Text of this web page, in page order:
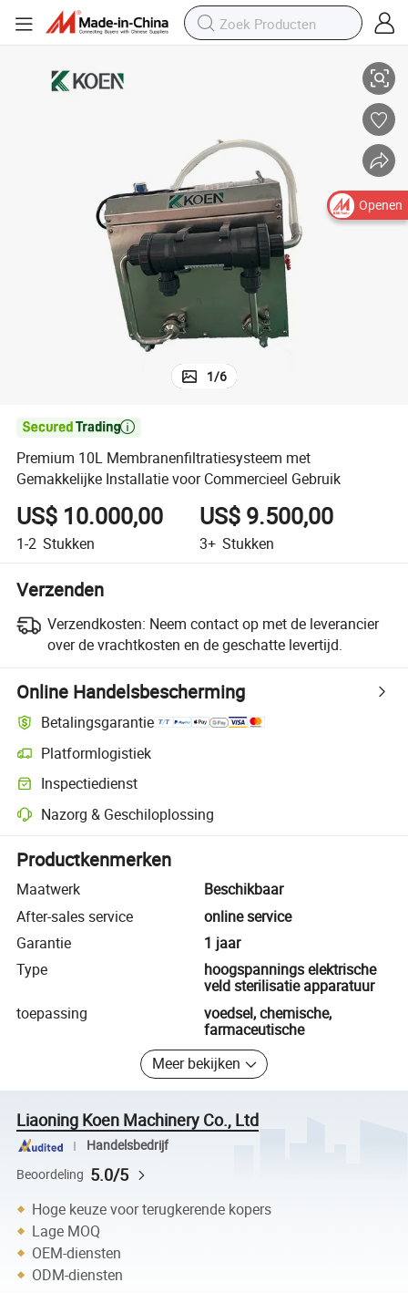
1/6

Premium 10L Membranenfiltratiesysteem met
Gemakkelijke Installatie voor Commercieel Gebruik
US$ 10.000,00
1-2 Stukken
US$ 9.500,00
3+ Stukken
Verzenden
Verzendkosten: Neem contact op met de leverancier
over de vrachtkosten en de geschatte levertijd.
Online Handelsbescherming
Betalingsgarantie
Platformlogistiek
Duidelijker zendingtracking met platformondersteunde logistiek
Inspectiedienst
Optionele pre-shipment inspectie voor kwaliteits- en
Nazorg & Geschiloplossing
Platformondersteunde geschiloplossing, inclusief terugbetalingen of
Productkenmerken
Maatwerk
Beschikbaar
After-sales service
online service
Garantie
1 jaar
Type
hoogspannings elektrische
veld sterilisatie apparatuur
toepassing
voedsel, chemische,
farmaceutische
Meer bekijken
Liaoning Koen Machinery Co., Ltd
Handelsbedrijf
Beoordeling 5.0/5
Hoge keuze voor terugkerende kopers
Lage MOQ
OEM-diensten
ODM-diensten
Openen